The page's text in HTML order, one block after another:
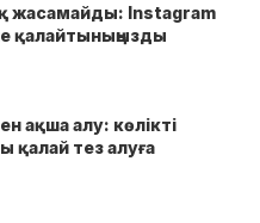
жасамайды: Instagram
қалайтыныңызды
ақша алу: көлікті
қалай тез алуға